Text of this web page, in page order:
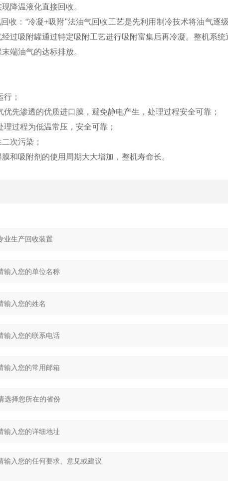
降温液化直接回收。
收：“冷凝+吸附"法油气回收工艺是先利用制冷技术将油气逐
过吸附罐通过特定吸附工艺进行吸附富集后再冷凝。整机系
保末端油气的达标排放。
；
优先渗透的优质进口膜，避免静电产生，处理过程安全可靠；
理过程为低温常压，安全可靠；
次污染；
和吸附剂的使用周期大大增加，整机寿命长。